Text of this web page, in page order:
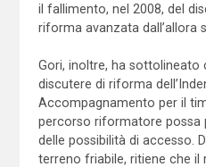
il fallimento, nel 2008, del
riforma avanzata dall’allora
Gori, inoltre, ha sottolineato
discutere di riforma
Accompagnamento per il
percorso riformatore possa
delle possibilità di accesso.
terreno friabile, ritiene che